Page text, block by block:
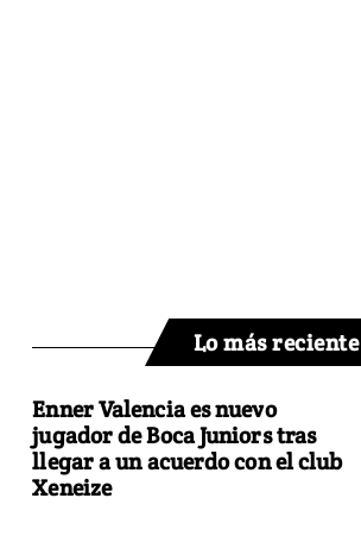
Lo más reciente
Enner Valencia es nuevo
jugador de Boca Juniors tras
llegar a un acuerdo con el club
Xeneize